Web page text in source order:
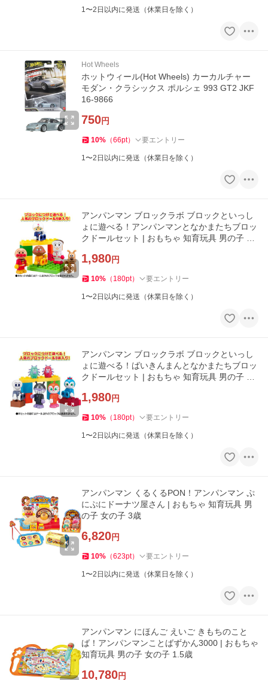
1〜2日以内に発送（休業日を除く）
Hot Wheels
ホットウィール(Hot Wheels) カーカルチャー
モダン・クラシックス ポルシェ 993 GT2 JKF
16-9866
750円
10% （66pt） 要エントリー
1〜2日以内に発送（休業日を除く）
アンパンマン ブロックラボ ブロックといっし
ょに遊べる！アンパンマンとなかまたちブロッ
クドールセット | おもちゃ 知育玩具 男の子 女
1,980円
10% （ 180pt） 要エントリー
1〜2日以内に発送（休業日を除く）
アンパンマン ブロックラボ ブロックといっし
ょに遊べる！ばいきんまんとなかまたちブロッ
クドールセット | おもちゃ 知育玩具 男の子 女
1,980円
10% （ 180pt） 要エントリー
1〜2日以内に発送（休業日を除く）
アンパンマン くるくるPON！アンパンマン ぷ
にぷにドーナツ屋さん | おもちゃ 知育玩具 男
の子 女の子 3歳
6,820円
10% （623pt） 要エントリー
1〜2日以内に発送（休業日を除く）
アンパンマン にほんご えいご きもちのこと
ば！アンパンマンことばずかん3000 | おもちゃ
知育玩具 男の子 女の子 1.5歳
10,780円